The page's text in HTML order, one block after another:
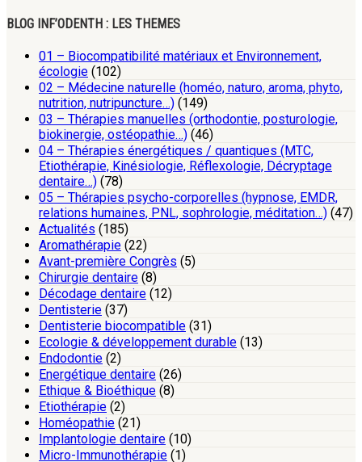
BLOG INF’ODENTH : LES THEMES
01 – Biocompatibilité matériaux et Environnement,
écologie (102)
02 – Médecine naturelle (homéo, naturo, aroma, phyto,
nutrition, nutripuncture…) (149)
03 – Thérapies manuelles (orthodontie, posturologie,
biokinergie, ostéopathie…) (46)
04 – Thérapies énergétiques / quantiques (MTC,
Etiothérapie, Kinésiologie, Réflexologie, Décryptage
dentaire…) (78)
05 – Thérapies psycho-corporelles (hypnose, EMDR,
relations humaines, PNL, sophrologie, méditation…) (47)
Actualités (185)
Aromathérapie (22)
Avant-première Congrès (5)
Chirurgie dentaire (8)
Décodage dentaire (12)
Dentisterie (37)
Dentisterie biocompatible (31)
Ecologie & développement durable (13)
Endodontie (2)
Energétique dentaire (26)
Ethique & Bioéthique (8)
Etiothérapie (2)
Homéopathie (21)
Implantologie dentaire (10)
Micro-Immunothérapie (1)